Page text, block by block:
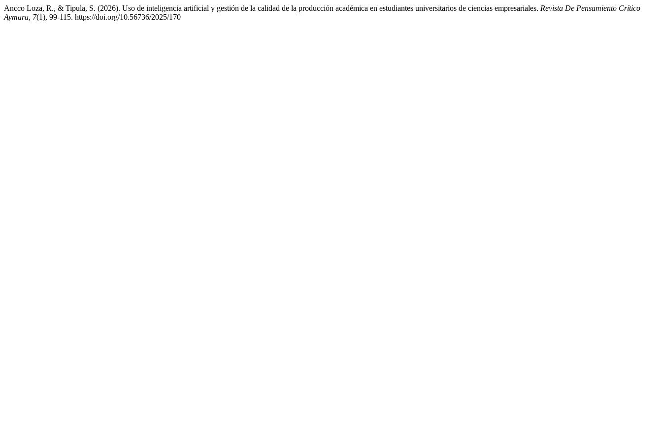
Ancco Loza, R., & Tipula, S. (2026). Uso de inteligencia artificial y gestión de la calidad de la producción académica en estudiantes universitarios de ciencias empresariales. Revista De Pensamiento Crítico
Aymara, 7(1), 99-115. https://doi.org/10.56736/2025/170